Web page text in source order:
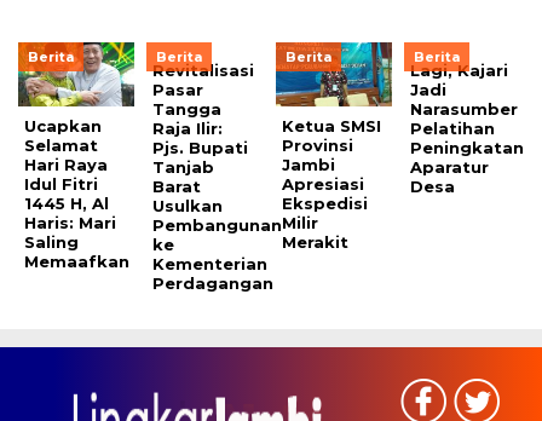
Berita
Ucapkan
Selamat
Hari Raya
Idul Fitri
1445 H, Al
Haris: Mari
Saling
Memaafkan
Berita
Revitalisasi
Pasar
Tangga
Raja Ilir:
Pjs. Bupati
Tanjab
Barat
Usulkan
Pembangunan
ke
Kementerian
Perdagangan
Berita
Ketua SMSI
Provinsi
Jambi
Apresiasi
Ekspedisi
Milir
Merakit
Berita
Lagi, Kajari
Jadi
Narasumber
Pelatihan
Peningkatan
Aparatur
Desa